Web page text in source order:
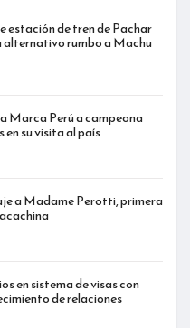
estación de tren de Pachar
alternativo rumbo a Machu
Marca Perú a campeona
en su visita al país
a Madame Perotti, primera
en sistema de visas con
de relaciones